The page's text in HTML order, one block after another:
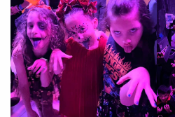
Preencha com seus